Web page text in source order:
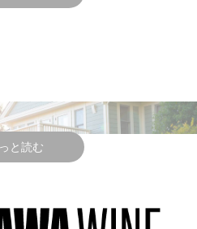
・ブランはレアにして秀
の極小栽培。
モレーズが全ての区画を収穫
そして科学的な分析を経て収
収穫。
と読む